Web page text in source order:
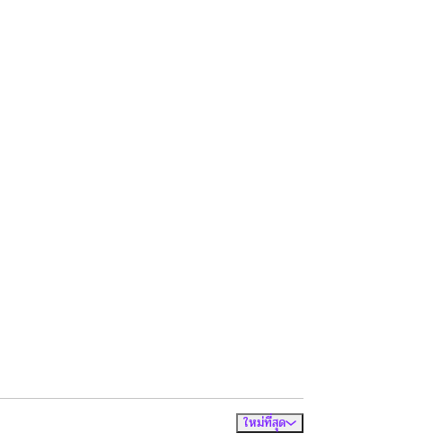
ใหม่ที่สุด